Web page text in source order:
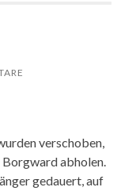
verschoben,
abholen.
gedauert, auf